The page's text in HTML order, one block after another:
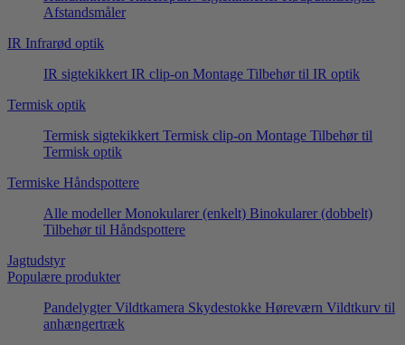
Afstandsmåler
IR Infrarød optik
IR sigtekikkert IR clip-on Montage Tilbehør til IR optik
Termisk optik
Termisk sigtekikkert Termisk clip-on Montage Tilbehør til
Termisk optik
Termiske Håndspottere
Alle modeller Monokularer (enkelt) Binokularer (dobbelt)
Tilbehør til Håndspottere
Jagtudstyr
Populære produkter
Pandelygter Vildtkamera Skydestokke Høreværn Vildtkurv til
anhængertræk